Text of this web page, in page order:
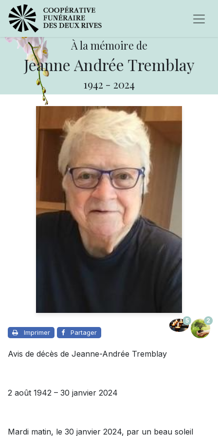
À la mémoire de
Jeanne Andrée Tremblay
1942 - 2024
Imprimer Partager
5 2
Avis de décès de Jeanne-Andrée Tremblay
2 août 1942 – 30 janvier 2024
Mardi matin, le 30 janvier 2024, par un beau soleil